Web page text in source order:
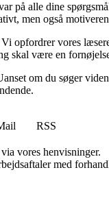
på alle dine
men også
opfordrer vores
skal være en
om du søger
RSS
vores henvisninger.
med